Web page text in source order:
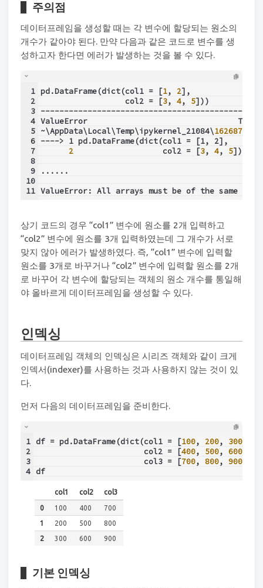
주의점
데이터프레임을 생성할 때는 각 변수에 할당되는 원소의
개수가 같아야 된다. 만약 다음과 같은 코드로 변수를 생
성하고자 한다면 에러가 발생하는 것을 볼 수 있다.
1
2
3
4
5
6
7
8
9
10
11
pd.DataFrame(dict(col1 = [1, 2],
                  col2 = [
3, 4, 5]))
ValueError
~\AppData\Local\Temp\ipykernel_21084\
----> 1 pd.DataFrame(dict(col1 = [1, 2],
2
                   col2 = [
3, 4, 5]))
......
ValueError: All arrays must be of the same
상기 코드의 경우 “col1” 변수에 원소를 2개 입력하고
“col2” 변수에 원소를 3개 입력하였는데 그 개수가 서로
맞지 않아 에러가 발생하였다. 즉, “col1” 변수에 입력할
원소를 3개로 바꾸거나 “col2” 변수에 입력할 원소를 2개
로 바꾸어 각 변수에 할당되는 객체의 원소 개수를 통일해
야 올바르게 데이터프레임을 생성할 수 있다.
인덱싱
데이터프레임 객체의 인덱싱은 시리즈 객체와 같이 크게
인덱서(indexer)를 사용하는 것과 사용하지 않는 것이 있
다.
먼저 다음의 데이터프레임을 준비한다.
1
2
3
4
df = pd.DataFrame(dict(col1 = [100, 200, 300],
                       col2 = [
400, 500, 600],
                       col3 = [
700, 800, 900]))
df
col1 col2 col3
0 100 400
700
1
200 500
800
2
300 600 900
기본 인덱싱